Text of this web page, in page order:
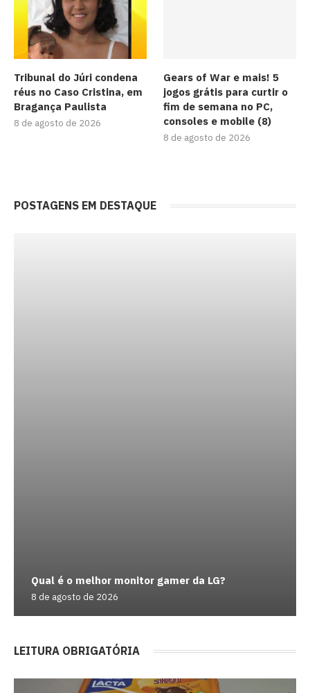
Tribunal do Júri condena
réus no Caso Cristina, em
Bragança Paulista
8 de agosto de 2026
Gears of War e mais! 5
jogos grátis para curtir o
fim de semana no PC,
consoles e mobile (8)
8 de agosto de 2026
POSTAGENS EM DESTAQUE
Qual é o melhor monitor gamer da LG?
8 de agosto de 2026
LEITURA OBRIGATÓRIA